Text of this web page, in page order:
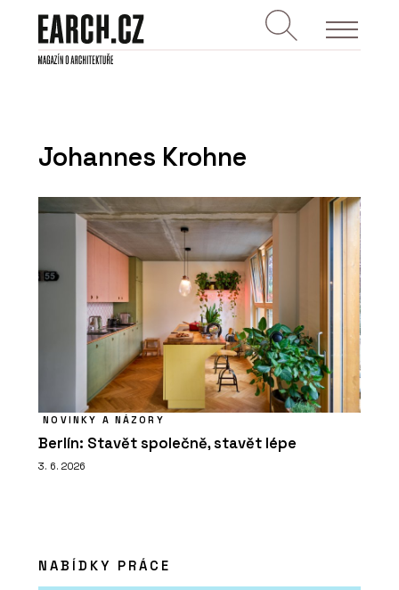
Johannes Krohne
NOVINKY A NÁZORY
Berlín: Stavět společně, stavět lépe
3. 6. 2026
NABÍDKY PRÁCE